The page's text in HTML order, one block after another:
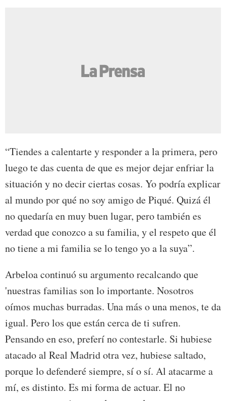
“Tiendes a calentarte y responder a la primera, pero
luego te das cuenta de que es mejor dejar enfriar la
situación y no decir ciertas cosas. Yo podría explicar
al mundo por qué no soy amigo de Piqué. Quizá él
no quedaría en muy buen lugar, pero también es
verdad que conozco a su familia, y el respeto que él
no tiene a mi familia se lo tengo yo a la suya”.
Arbeloa continuó su argumento recalcando que
'nuestras familias son lo importante. Nosotros
oímos muchas burradas. Una más o una menos, te da
igual. Pero los que están cerca de ti sufren.
Pensando en eso, preferí no contestarle. Si hubiese
atacado al Real Madrid otra vez, hubiese saltado,
porque lo defenderé siempre, sí o sí. Al atacarme a
mí, es distinto. Es mi forma de actuar. El no